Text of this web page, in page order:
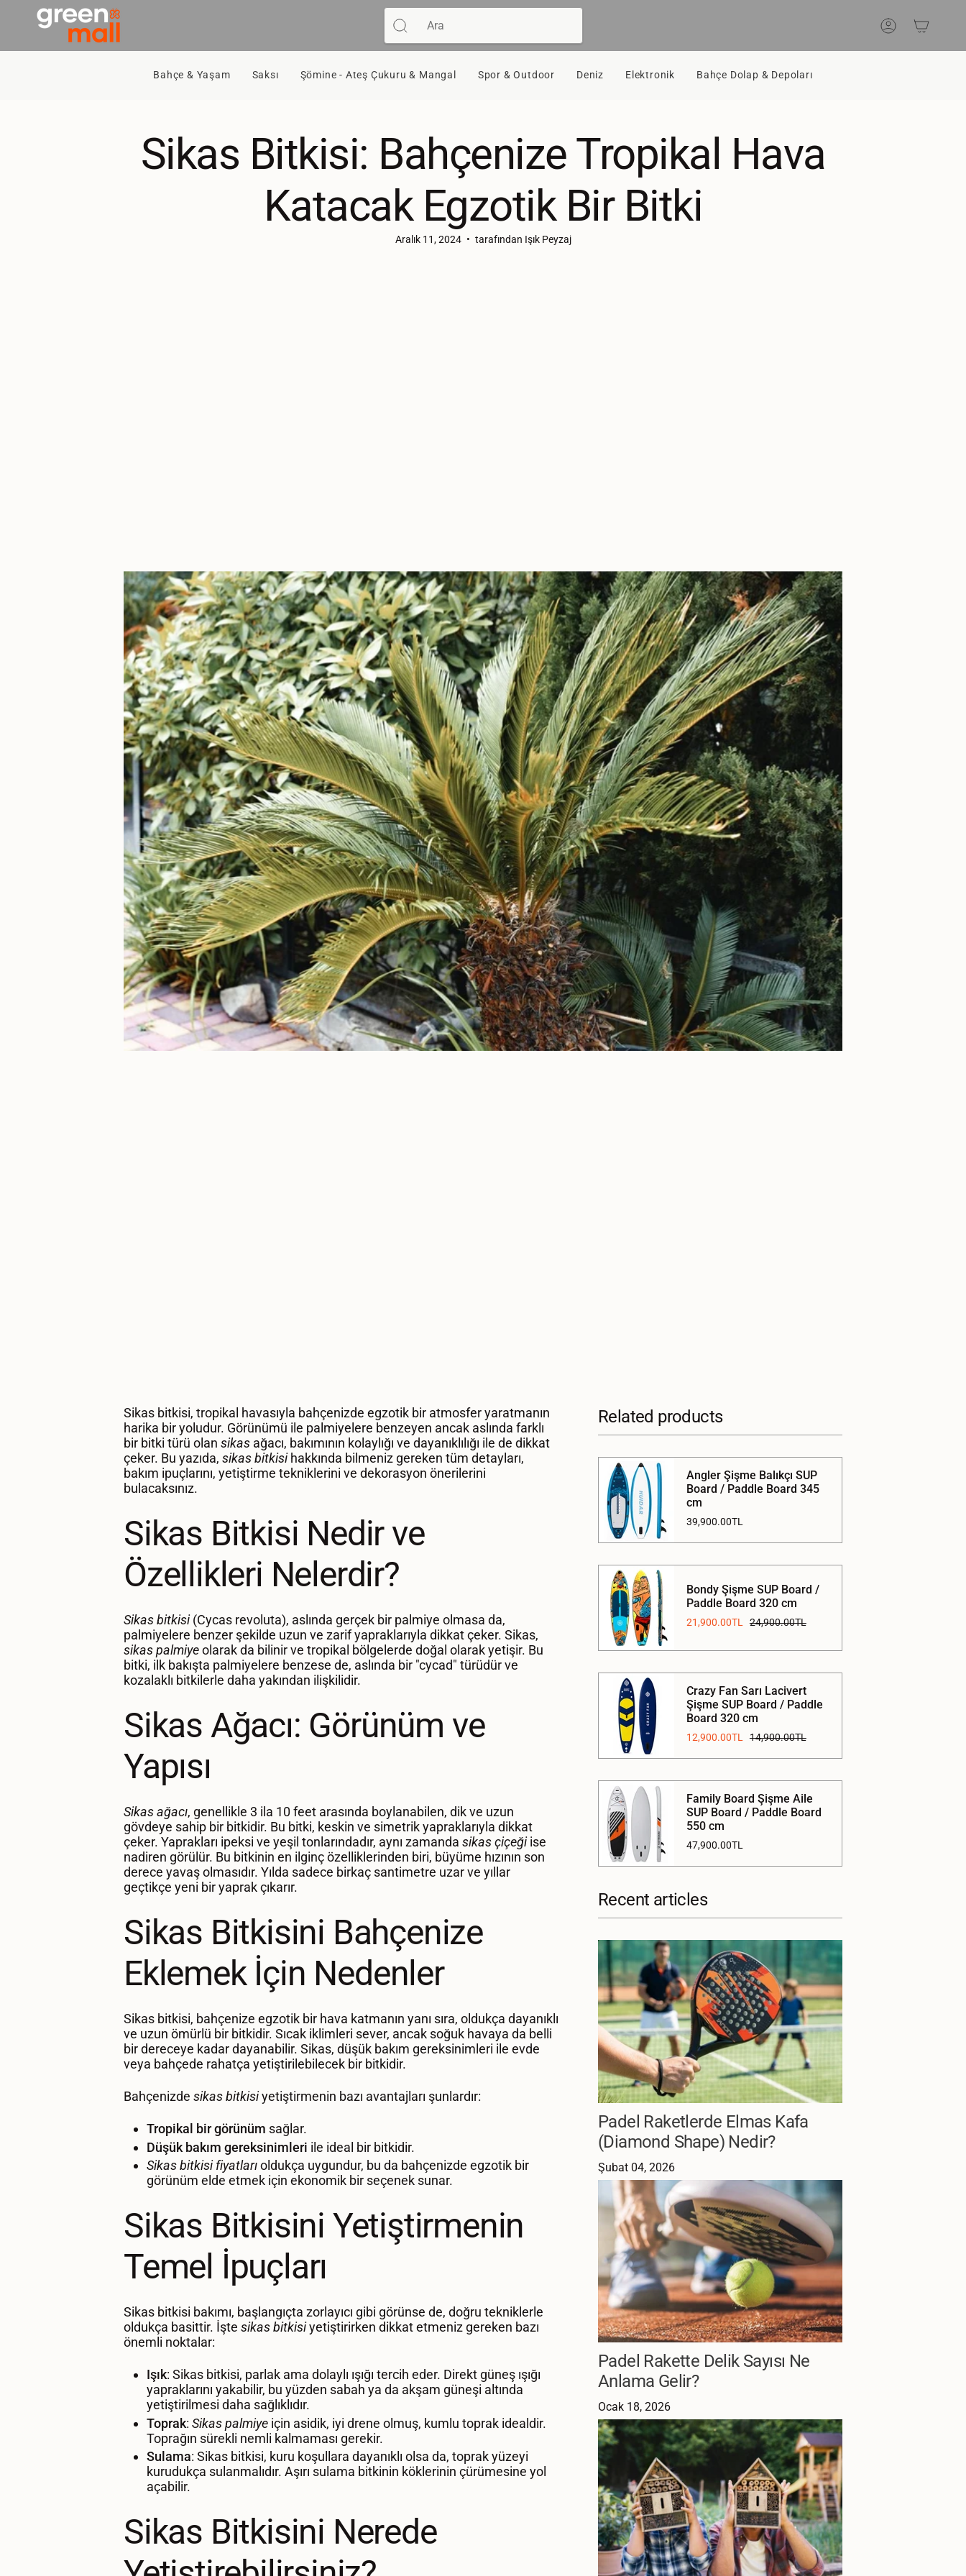
Hesap
Bahçe & Yaşam Saksı Şömine - Ateş Çukuru & Mangal Spor & Outdoor Deniz Elektronik Bahçe Dolap & Depoları
Sikas Bitkisi: Bahçenize Tropikal Hava
Katacak Egzotik Bir Bitki
Aralık 11, 2024 tarafından Işık Peyzaj
Sikas bitkisi, tropikal havasıyla bahçenizde egzotik bir atmosfer yaratmanın
harika bir yoludur. Görünümü ile palmiyelere benzeyen ancak aslında farklı
bir bitki türü olan sikas ağacı, bakımının kolaylığı ve dayanıklılığı ile de dikkat
çeker. Bu yazıda, sikas bitkisihakkında bilmeniz gereken tüm detayları,
bakım ipuçlarını, yetiştirme tekniklerini ve dekorasyon önerilerini
bulacaksınız.
Sikas Bitkisi Nedir ve
Özellikleri Nelerdir?
Sikas bitkisi(Cycas revoluta), aslında gerçek bir palmiye olmasa da,
palmiyelere benzer şekilde uzun ve zarif yapraklarıyla dikkat çeker. Sikas,
sikas palmiyeolarak da bilinir ve tropikal bölgelerde doğal olarak yetişir. Bu
bitki, ilk bakışta palmiyelere benzese de, aslında bir "cycad" türüdür ve
kozalaklı bitkilerle daha yakından ilişkilidir.
Sikas Ağacı: Görünüm ve
Yapısı
Sikas ağacı, genellikle 3 ila 10 feet arasında boylanabilen, dik ve uzun
gövdeye sahip bir bitkidir. Bu bitki, keskin ve simetrik yapraklarıyla dikkat
çeker. Yaprakları ipeksi ve yeşil tonlarındadır, aynı zamanda sikas çiçeğiise
nadiren görülür. Bu bitkinin en ilginç özelliklerinden biri, büyüme hızının son
derece yavaş olmasıdır. Yılda sadece birkaç santimetre uzar ve yıllar
geçtikçe yeni bir yaprak çıkarır.
Sikas Bitkisini Bahçenize
Eklemek İçin Nedenler
Sikas bitkisi, bahçenize egzotik bir hava katmanın yanı sıra, oldukça dayanıklı
ve uzun ömürlü bir bitkidir. Sıcak iklimleri sever, ancak soğuk havaya da belli
bir dereceye kadar dayanabilir. Sikas, düşük bakım gereksinimleri ile evde
veya bahçede rahatça yetiştirilebilecek bir bitkidir.
Bahçenizde sikas bitkisiyetiştirmenin bazı avantajları şunlardır:
Tropikal bir görünüm sağlar.
Düşük bakım gereksinimleri ile ideal bir bitkidir.
Sikas bitkisi fiyatlarıoldukça uygundur, bu da bahçenizde egzotik bir
görünüm elde etmek için ekonomik bir seçenek sunar.
Sikas Bitkisini Yetiştirmenin
Temel İpuçları
Sikas bitkisi bakımı, başlangıçta zorlayıcı gibi görünse de, doğru tekniklerle
oldukça basittir. İşte sikas bitkisiyetiştirirken dikkat etmeniz gereken bazı
önemli noktalar:
Işık: Sikas bitkisi, parlak ama dolaylı ışığı tercih eder. Direkt güneş ışığı
yapraklarını yakabilir, bu yüzden sabah ya da akşam güneşi altında
yetiştirilmesi daha sağlıklıdır.
Toprak: Sikas palmiye için asidik, iyi drene olmuş, kumlu toprak idealdir.
Toprağın sürekli nemli kalmaması gerekir.
Sulama: Sikas bitkisi, kuru koşullara dayanıklı olsa da, toprak yüzeyi
kurudukça sulanmalıdır. Aşırı sulama bitkinin köklerinin çürümesine yol
açabilir.
Sikas Bitkisini Nerede
Related products
Angler Şişme Balıkçı SUP
Board / Paddle Board 345
cm
39,900.00TL
Bondy Şişme SUP Board /
Paddle Board 320 cm
21,900.00TL 24,900.00TL
Crazy Fan Sarı Lacivert
Şişme SUP Board / Paddle
Board 320 cm
12,900.00TL 14,900.00TL
Family Board Şişme Aile
SUP Board / Paddle Board
550 cm
47,900.00TL
Recent articles
Padel Raketlerde Elmas Kafa
(Diamond Shape) Nedir?
Şubat 04, 2026
Padel Rakette Delik Sayısı Ne
Anlama Gelir?
Ocak 18, 2026